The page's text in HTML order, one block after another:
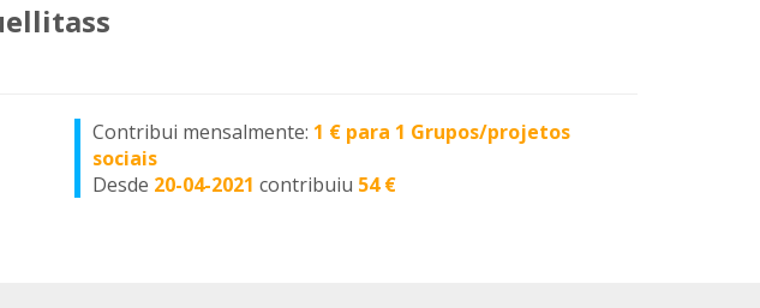
Contribui mensalmente: 1 € para 1 Grupos/projetos
sociais
Desde 20-04-2021 contribuiu 54 €